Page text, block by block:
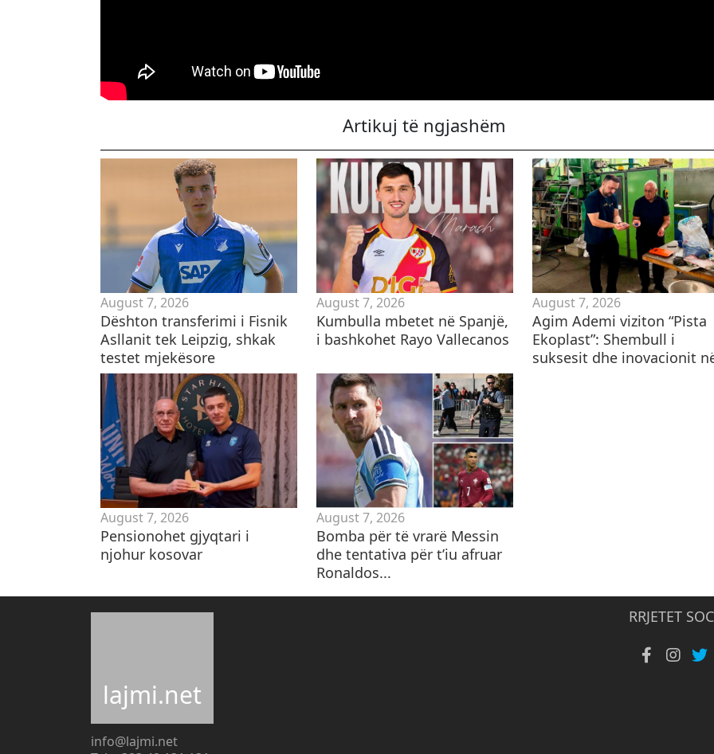
Artikuj të ngjashëm
August 7, 2026
Dështon transferimi i Fisnik
Asllanit tek Leipzig, shkak
testet mjekësore
August 7, 2026
Kumbulla mbetet në Spanjë,
i bashkohet Rayo Vallecanos
August 7, 2026
Agim Ademi viziton “Pista
Ekoplast”: Shembull i
suksesit dhe inovacionit
August 7, 2026
Pensionohet gjyqtari i
njohur kosovar
August 7, 2026
Bomba për të vrarë Messin
dhe tentativa për t’iu afruar
Ronaldos...
lajmi.net
info@lajmi.net
RRJETET